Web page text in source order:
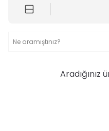
Aradığınız